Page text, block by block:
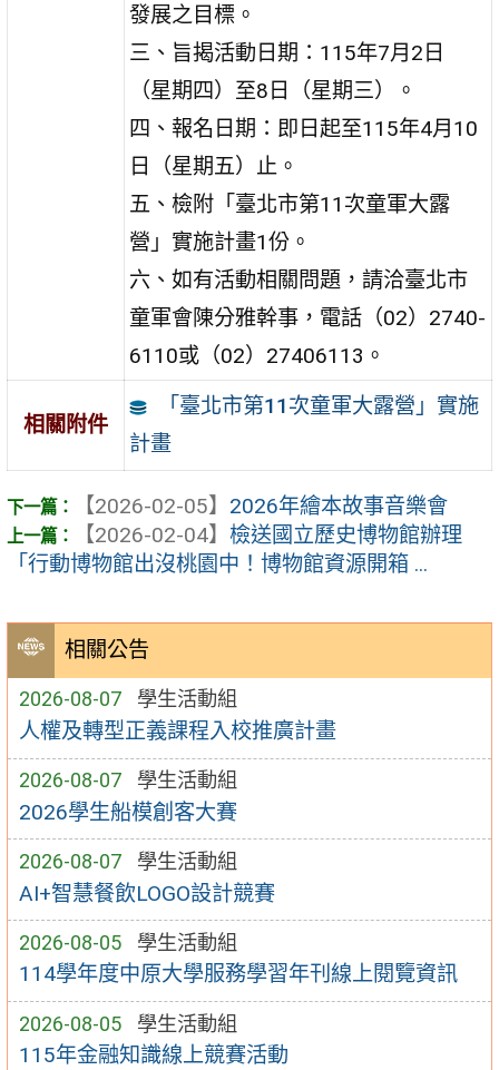
相關公告
2026-08-07 學生活動組
人權及轉型正義課程入校推廣計畫
2026-08-07 學生活動組
2026學生船模創客大賽
2026-08-07 學生活動組
AI+智慧餐飲LOGO設計競賽
2026-08-05 學生活動組
114學年度中原大學服務學習年刊線上閱覽資訊
2026-08-05 學生活動組
115年金融知識線上競賽活動
發展之目標。
三、旨揭活動日期：115年7月2日
（星期四）至8日（星期三）。
四、報名日期：即日起至115年4月10
日（星期五）止。
五、檢附「臺北市第11次童軍大露
營」實施計畫1份。
六、如有活動相關問題，請洽臺北市
童軍會陳分雅幹事，電話（02）2740-
6110或（02）27406113。
相關附件
「臺北市第11次童軍大露營」實施
計畫
【2026-02-05】 2026年繪本故事音樂會
【2026-02-04】 檢送國立歷史博物館辦理
「行動博物館出沒桃園中！博物館資源開箱 ...